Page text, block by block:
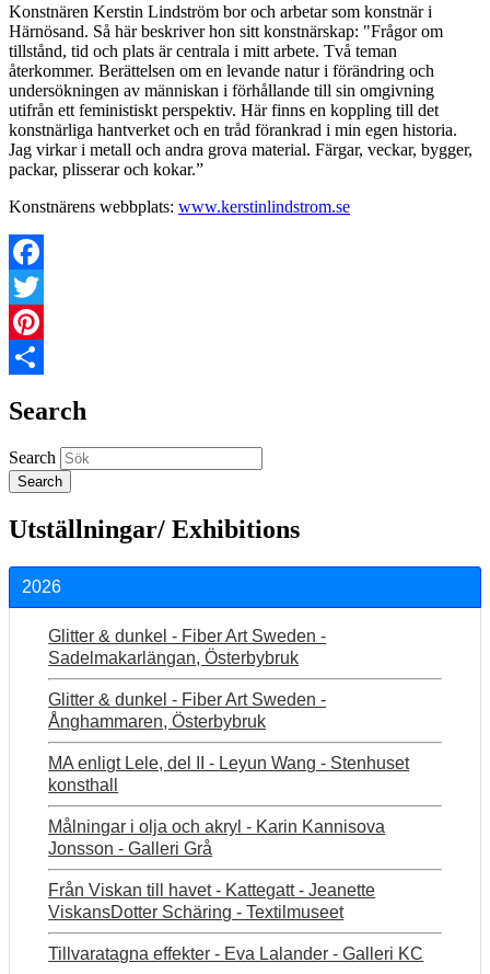
Konstnären Kerstin Lindström bor och arbetar som konstnär i
Härnösand. Så här beskriver hon sitt konstnärskap: "Frågor om
tillstånd, tid och plats är centrala i mitt arbete. Två teman
återkommer. Berättelsen om en levande natur i förändring och
undersökningen av människan i förhållande till sin omgivning
utifrån ett feministiskt perspektiv. Här finns en koppling till det
konstnärliga hantverket och en tråd förankrad i min egen historia.
Jag virkar i metall och andra grova material. Färgar, veckar, bygger,
packar, plisserar och kokar.”
Konstnärens webbplats: www.kerstinlindstrom.se
Facebook
Twitter
Pinterest
Search
Search
Utställningar/ Exhibitions
2026
Glitter & dunkel - Fiber Art Sweden -
Sadelmakarlängan, Österbybruk
Glitter & dunkel - Fiber Art Sweden -
Ånghammaren, Österbybruk
MA enligt Lele, del II - Leyun Wang - Stenhuset
konsthall
Målningar i olja och akryl - Karin Kannisova
Jonsson - Galleri Grå
Från Viskan till havet - Kattegatt - Jeanette
ViskansDotter Schäring - Textilmuseet
Tillvaratagna effekter - Eva Lalander - Galleri KC